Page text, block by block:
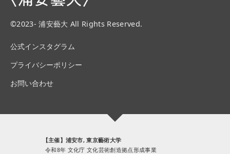
©2023- 浦安藝大 All Rights Reserved.
公式インスタグラム
プライバシーポリシー
お問い合わせ
【主催】浦安市, 東京藝術大学
令和8年 文化庁 文化芸術創造拠点形成事業